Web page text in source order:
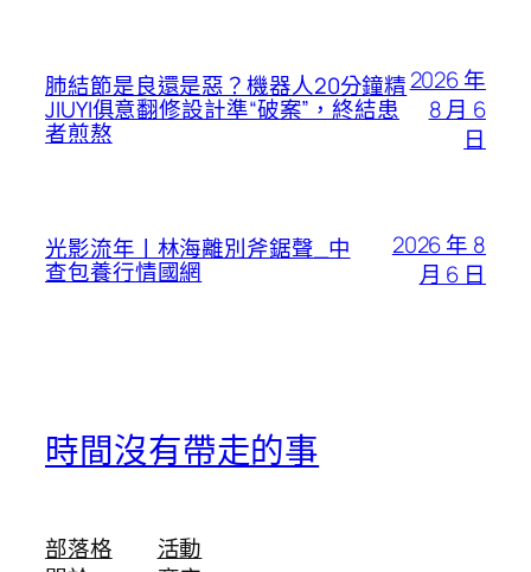
肺結節是良還是惡？機器人20分鐘精
JIUYI俱意翻修設計準“破案”，終結患
者煎熬
2026 年
8 月 6
日
光影流年丨林海離別斧鋸聲_中
查包養行情國網
2026 年 8
月 6 日
時間沒有帶走的事
部落格
活動